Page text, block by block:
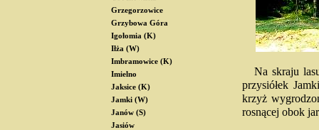
Grzegorzowice
Grzybowa Góra
Igołomia (K)
Iłża (W)
Imbramowice (K)
Imielno
Jaksice (K)
Jamki (W)
Janów (S)
Jasiów
Na skraju
przysiółek
krzyż
rosnącej obok